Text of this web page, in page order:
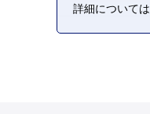
詳細については